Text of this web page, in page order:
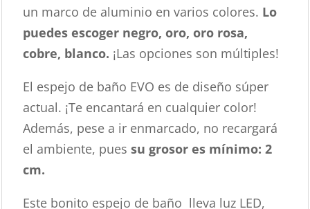
un marco de aluminio en varios colores. Lo
puedes escoger negro, oro, oro rosa,
cobre, blanco. ¡Las opciones son múltiples!
El espejo de baño EVO es de diseño súper
actual. ¡Te encantará en cualquier color!
Además, pese a ir enmarcado, no recargará
el ambiente, puessu grosor es mínimo: 2
cm.
Este bonito espejo de baño lleva luz LED,